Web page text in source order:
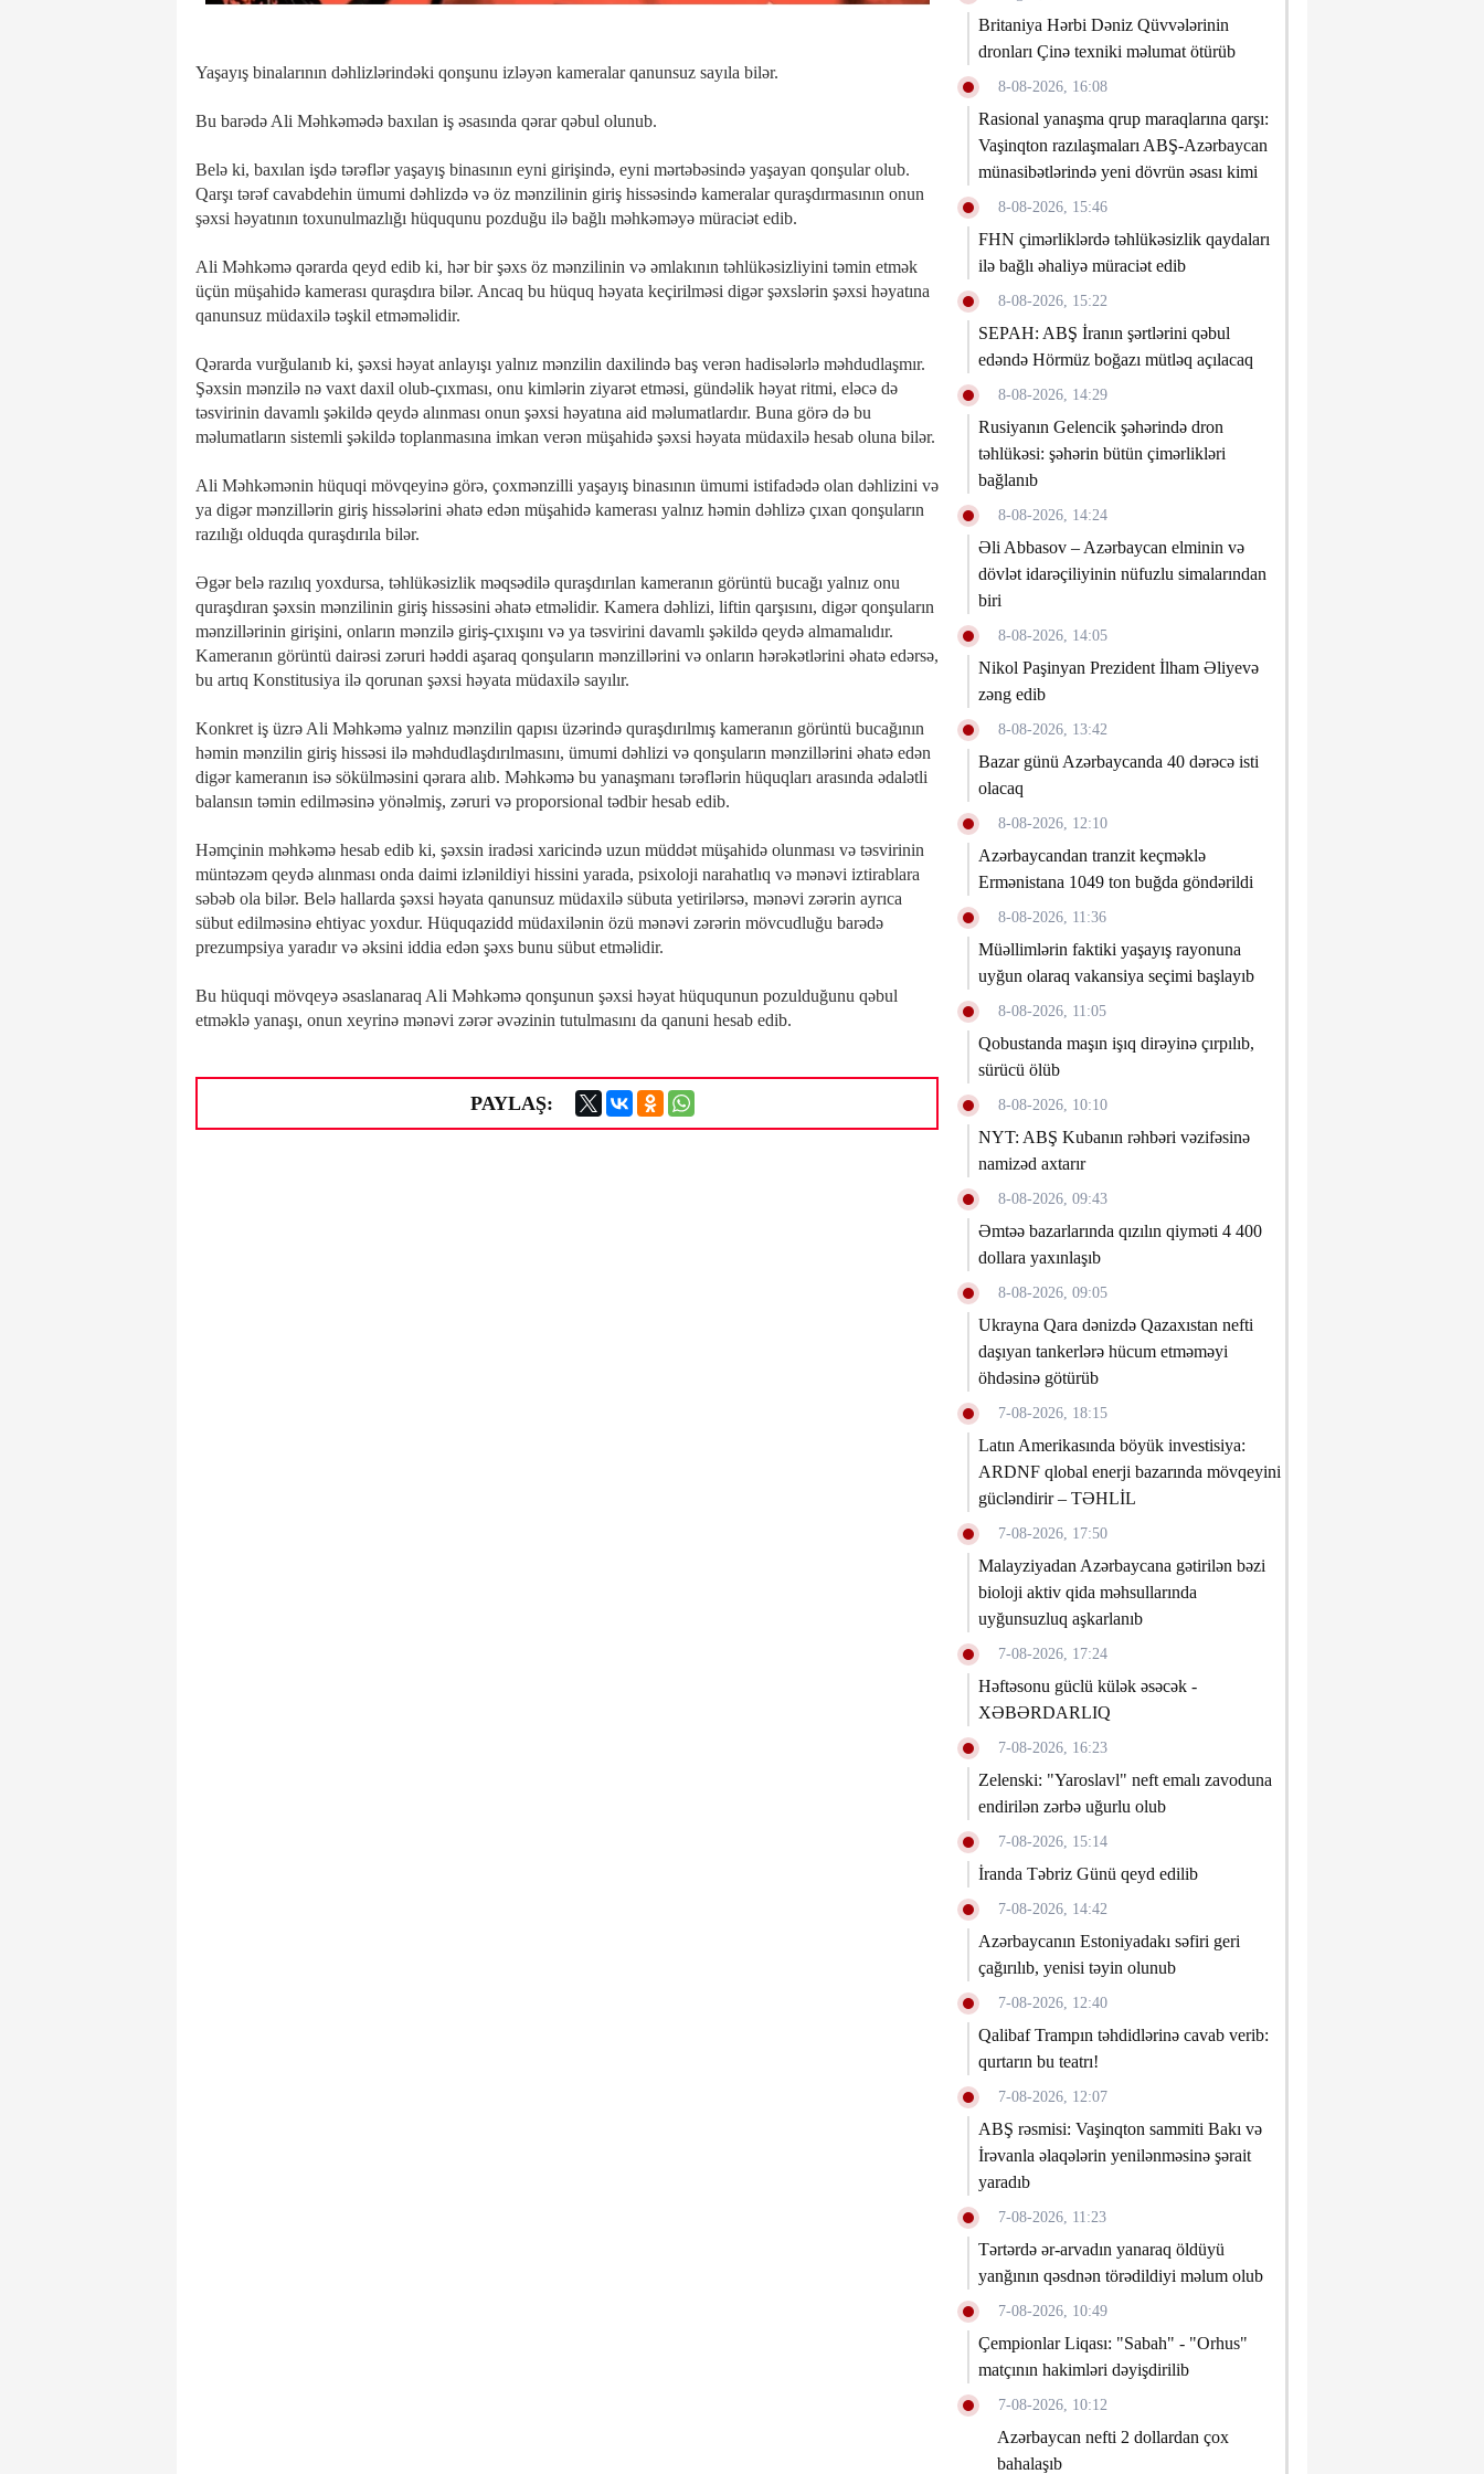
Yaşayış binalarının dəhlizlərindəki qonşunu izləyən kameralar qanunsuz sayıla bilər.
Bu barədə Ali Məhkəmədə baxılan iş əsasında qərar qəbul olunub.
Belə ki, baxılan işdə tərəflər yaşayış binasının eyni girişində, eyni mərtəbəsində yaşayan qonşular olub.
Qarşı tərəf cavabdehin ümumi dəhlizdə və öz mənzilinin giriş hissəsində kameralar quraşdırmasının onun
şəxsi həyatının toxunulmazlığı hüququnu pozduğu ilə bağlı məhkəməyə müraciət edib.
Ali Məhkəmə qərarda qeyd edib ki, hər bir şəxs öz mənzilinin və əmlakının təhlükəsizliyini təmin etmək
üçün müşahidə kamerası quraşdıra bilər. Ancaq bu hüquq həyata keçirilməsi digər şəxslərin şəxsi həyatına
qanunsuz müdaxilə təşkil etməməlidir.
Qərarda vurğulanıb ki, şəxsi həyat anlayışı yalnız mənzilin daxilində baş verən hadisələrlə məhdudlaşmır.
Şəxsin mənzilə nə vaxt daxil olub-çıxması, onu kimlərin ziyarət etməsi, gündəlik həyat ritmi, eləcə də
təsvirinin davamlı şəkildə qeydə alınması onun şəxsi həyatına aid məlumatlardır. Buna görə də bu
məlumatların sistemli şəkildə toplanmasına imkan verən müşahidə şəxsi həyata müdaxilə hesab oluna bilər.
Ali Məhkəmənin hüquqi mövqeyinə görə, çoxmənzilli yaşayış binasının ümumi istifadədə olan dəhlizini və
ya digər mənzillərin giriş hissələrini əhatə edən müşahidə kamerası yalnız həmin dəhlizə çıxan qonşuların
razılığı olduqda quraşdırıla bilər.
Əgər belə razılıq yoxdursa, təhlükəsizlik məqsədilə quraşdırılan kameranın görüntü bucağı yalnız onu
quraşdıran şəxsin mənzilinin giriş hissəsini əhatə etməlidir. Kamera dəhlizi, liftin qarşısını, digər qonşuların
mənzillərinin girişini, onların mənzilə giriş-çıxışını və ya təsvirini davamlı şəkildə qeydə almamalıdır.
Kameranın görüntü dairəsi zəruri həddi aşaraq qonşuların mənzillərini və onların hərəkətlərini əhatə edərsə,
bu artıq Konstitusiya ilə qorunan şəxsi həyata müdaxilə sayılır.
Konkret iş üzrə Ali Məhkəmə yalnız mənzilin qapısı üzərində quraşdırılmış kameranın görüntü bucağının
həmin mənzilin giriş hissəsi ilə məhdudlaşdırılmasını, ümumi dəhlizi və qonşuların mənzillərini əhatə edən
digər kameranın isə sökülməsini qərara alıb. Məhkəmə bu yanaşmanı tərəflərin hüquqları arasında ədalətli
balansın təmin edilməsinə yönəlmiş, zəruri və proporsional tədbir hesab edib.
Həmçinin məhkəmə hesab edib ki, şəxsin iradəsi xaricində uzun müddət müşahidə olunması və təsvirinin
müntəzəm qeydə alınması onda daimi izlənildiyi hissini yarada, psixoloji narahatlıq və mənəvi iztirablara
səbəb ola bilər. Belə hallarda şəxsi həyata qanunsuz müdaxilə sübuta yetirilərsə, mənəvi zərərin ayrıca
sübut edilməsinə ehtiyac yoxdur. Hüquqazidd müdaxilənin özü mənəvi zərərin mövcudluğu barədə
prezumpsiya yaradır və əksini iddia edən şəxs bunu sübut etməlidir.
Bu hüquqi mövqeyə əsaslanaraq Ali Məhkəmə qonşunun şəxsi həyat hüququnun pozulduğunu qəbul
etməklə yanaşı, onun xeyrinə mənəvi zərər əvəzinin tutulmasını da qanuni hesab edib.
PAYLAŞ:
Britaniya Hərbi Dəniz Qüvvələrinin
dronları Çinə texniki məlumat ötürüb
8-08-2026, 16:08
Rasional yanaşma qrup maraqlarına qarşı:
Vaşinqton razılaşmaları ABŞ-Azərbaycan
münasibətlərində yeni dövrün əsası kimi
8-08-2026, 15:46
FHN çimərliklərdə təhlükəsizlik qaydaları
ilə bağlı əhaliyə müraciət edib
8-08-2026, 15:22
SEPAH: ABŞ İranın şərtlərini qəbul
edəndə Hörmüz boğazı mütləq açılacaq
8-08-2026, 14:29
Rusiyanın Gelencik şəhərində dron
təhlükəsi: şəhərin bütün çimərlikləri
bağlanıb
8-08-2026, 14:24
Əli Abbasov – Azərbaycan elminin və
dövlət idarəçiliyinin nüfuzlu simalarından
biri
8-08-2026, 14:05
Nikol Paşinyan Prezident İlham Əliyevə
zəng edib
8-08-2026, 13:42
Bazar günü Azərbaycanda 40 dərəcə isti
olacaq
8-08-2026, 12:10
Azərbaycandan tranzit keçməklə
Ermənistana 1049 ton buğda göndərildi
8-08-2026, 11:36
Müəllimlərin faktiki yaşayış rayonuna
uyğun olaraq vakansiya seçimi başlayıb
8-08-2026, 11:05
Qobustanda maşın işıq dirəyinə çırpılıb,
sürücü ölüb
8-08-2026, 10:10
NYT: ABŞ Kubanın rəhbəri vəzifəsinə
namizəd axtarır
8-08-2026, 09:43
Əmtəə bazarlarında qızılın qiyməti 4 400
dollara yaxınlaşıb
8-08-2026, 09:05
Ukrayna Qara dənizdə Qazaxıstan nefti
daşıyan tankerlərə hücum etməməyi
öhdəsinə götürüb
7-08-2026, 18:15
Latın Amerikasında böyük investisiya:
ARDNF qlobal enerji bazarında mövqeyini
gücləndirir – TƏHLİL
7-08-2026, 17:50
Malayziyadan Azərbaycana gətirilən bəzi
bioloji aktiv qida məhsullarında
uyğunsuzluq aşkarlanıb
7-08-2026, 17:24
Həftəsonu güclü külək əsəcək -
XƏBƏRDARLIQ
7-08-2026, 16:23
Zelenski: "Yaroslavl" neft emalı zavoduna
endirilən zərbə uğurlu olub
7-08-2026, 15:14
İranda Təbriz Günü qeyd edilib
7-08-2026, 14:42
Azərbaycanın Estoniyadakı səfiri geri
çağırılıb, yenisi təyin olunub
7-08-2026, 12:40
Qalibaf Trampın təhdidlərinə cavab verib:
qurtarın bu teatrı!
7-08-2026, 12:07
ABŞ rəsmisi: Vaşinqton sammiti Bakı və
İrəvanla əlaqələrin yenilənməsinə şərait
yaradıb
7-08-2026, 11:23
Tərtərdə ər-arvadın yanaraq öldüyü
yanğının qəsdnən törədildiyi məlum olub
7-08-2026, 10:49
Çempionlar Liqası: "Sabah" - "Orhus"
matçının hakimləri dəyişdirilib
7-08-2026, 10:12
Azərbaycan nefti 2 dollardan çox
bahalaşıb